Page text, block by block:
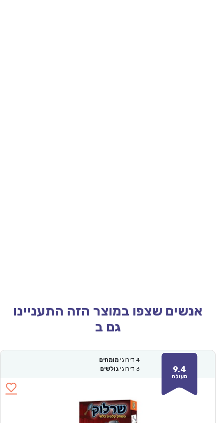
אנשים שצפו במוצר הזה התעניינו
גם ב
9.4
מעולה
4 דירוגי מומחים
3 דירוגי גולשים